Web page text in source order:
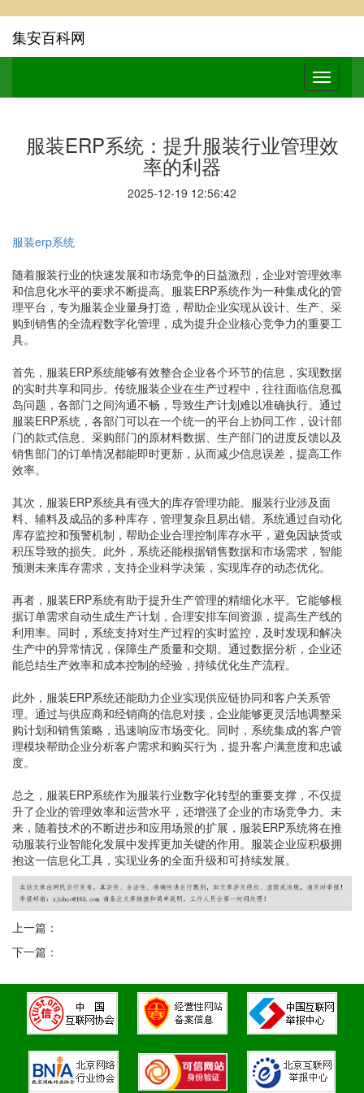
集安百科网
服装ERP系统：提升服装行业管理效
率的利器
2025-12-19 12:56:42
服装erp系统
随着服装行业的快速发展和市场竞争的日益激烈，企业对管理效率
和信息化水平的要求不断提高。服装ERP系统作为一种集成化的管
理平台，专为服装企业量身打造，帮助企业实现从设计、生产、采
购到销售的全流程数字化管理，成为提升企业核心竞争力的重要工
具。
首先，服装ERP系统能够有效整合企业各个环节的信息，实现数据
的实时共享和同步。传统服装企业在生产过程中，往往面临信息孤
岛问题，各部门之间沟通不畅，导致生产计划难以准确执行。通过
服装ERP系统，各部门可以在一个统一的平台上协同工作，设计部
门的款式信息、采购部门的原材料数据、生产部门的进度反馈以及
销售部门的订单情况都能即时更新，从而减少信息误差，提高工作
效率。
其次，服装ERP系统具有强大的库存管理功能。服装行业涉及面
料、辅料及成品的多种库存，管理复杂且易出错。系统通过自动化
库存监控和预警机制，帮助企业合理控制库存水平，避免因缺货或
积压导致的损失。此外，系统还能根据销售数据和市场需求，智能
预测未来库存需求，支持企业科学决策，实现库存的动态优化。
再者，服装ERP系统有助于提升生产管理的精细化水平。它能够根
据订单需求自动生成生产计划，合理安排车间资源，提高生产线的
利用率。同时，系统支持对生产过程的实时监控，及时发现和解决
生产中的异常情况，保障生产质量和交期。通过数据分析，企业还
能总结生产效率和成本控制的经验，持续优化生产流程。
此外，服装ERP系统还能助力企业实现供应链协同和客户关系管
理。通过与供应商和经销商的信息对接，企业能够更灵活地调整采
购计划和销售策略，迅速响应市场变化。同时，系统集成的客户管
理模块帮助企业分析客户需求和购买行为，提升客户满意度和忠诚
度。
总之，服装ERP系统作为服装行业数字化转型的重要支撑，不仅提
升了企业的管理效率和运营水平，还增强了企业的市场竞争力。未
来，随着技术的不断进步和应用场景的扩展，服装ERP系统将在推
动服装行业智能化发展中发挥更加关键的作用。服装企业应积极拥
抱这一信息化工具，实现业务的全面升级和可持续发展。
上一篇：
下一篇：